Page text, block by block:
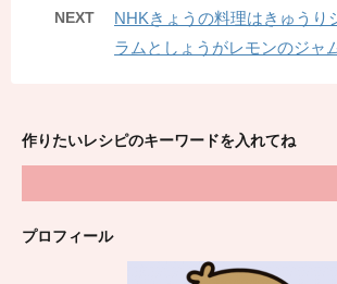
NEXT
NHKきょうの料理はきゅうり
ラムとしょうがレモンのジャ
作りたいレシピのキーワードを入れてね
プロフィール